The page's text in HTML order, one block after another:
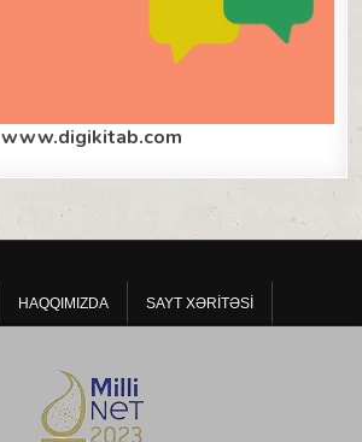
www.digikitab.com
HAQQIMIZDA SAYT XƏRITƏSI